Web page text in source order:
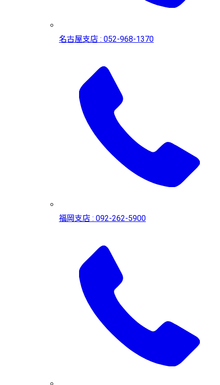
名古屋支店 : 052-968-1370
福岡支店 : 092-262-5900